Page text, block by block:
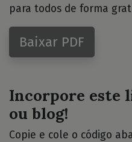
para todos de forma
Baixar PDF
Incorpore este
ou blog!
Copie e cole o código